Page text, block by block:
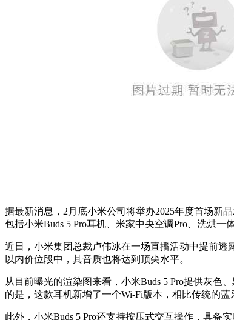
据最新消息，2月底小米公司将举办2025年度首场新
包括小米Buds 5 Pro耳机、米家中央空调Pro、洗烘一
近日，小米集团总裁卢伟冰在一场直播活动中提前
以内价位段中，其音质也将达到顶尖水平。
从目前曝光的渲染图来看，小米Buds 5 Pro提供灰色
的是，这款耳机新增了一个Wi-Fi版本，相比传统的
此外，小米Buds 5 Pro还支持按压式交互操作，具备